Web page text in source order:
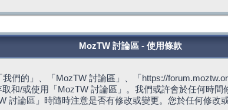
MozTW 討論區 - 使用條款
們的」、「MozTW 討論區」、「https://
和/或使用「MozTW 討論區」。我們或許會於任何時
討論區」時隨時注意是否有修改或變更。您於任何修改